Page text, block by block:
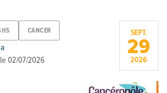
CANCER
le02/07/2026
SEPT.
29
2026